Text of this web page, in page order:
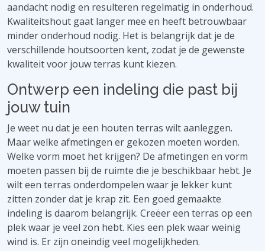
aandacht nodig en resulteren regelmatig in onderhoud.
Kwaliteitshout gaat langer mee en heeft betrouwbaar
minder onderhoud nodig. Het is belangrijk dat je de
verschillende houtsoorten kent, zodat je de gewenste
kwaliteit voor jouw terras kunt kiezen.
Ontwerp een indeling die past bij
jouw tuin
Je weet nu dat je een houten terras wilt aanleggen.
Maar welke afmetingen er gekozen moeten worden.
Welke vorm moet het krijgen? De afmetingen en vorm
moeten passen bij de ruimte die je beschikbaar hebt. Je
wilt een terras onderdompelen waar je lekker kunt
zitten zonder dat je krap zit. Een goed gemaakte
indeling is daarom belangrijk. Creëer een terras op een
plek waar je veel zon hebt. Kies een plek waar weinig
wind is. Er zijn oneindig veel mogelijkheden.